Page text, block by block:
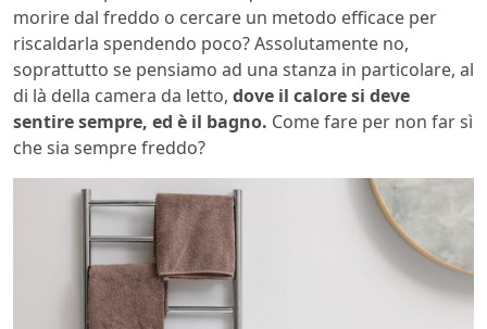
morire dal freddo o cercare un metodo efficace per
riscaldarla spendendo poco? Assolutamente no,
soprattutto se pensiamo ad una stanza in particolare, al
di là della camera da letto, dove il calore si deve
sentire sempre, ed è il bagno. Come fare per non far sì
che sia sempre freddo?